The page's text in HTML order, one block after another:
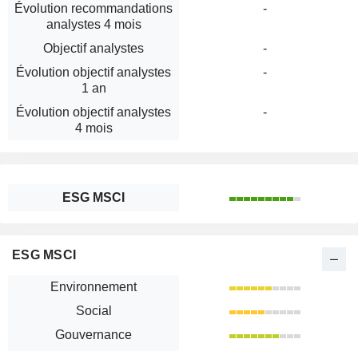
Évolution recommandations
analystes 4 mois
-
Objectif analystes
-
Évolution objectif analystes
1 an
-
Évolution objectif analystes
4 mois
-
ESG MSCI
ESG MSCI
Environnement
Social
Gouvernance